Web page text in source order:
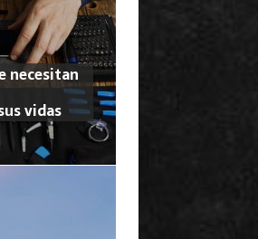
necesitan
vidas